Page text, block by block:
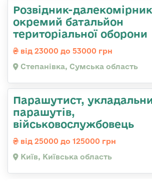
Розвідник-
окремий батальйон
територіальної оборони
від 23000 до 53000 грн
Степанівка, Сумська область
Парашутист,
парашутів,
військовослужбовець
від 25000 до 125000 грн
Київ, Київська область